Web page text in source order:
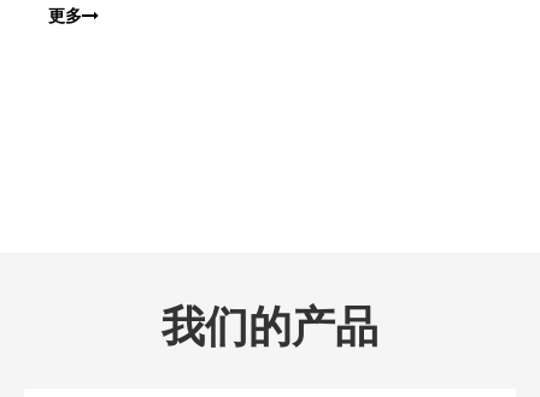
更多
我们的产品